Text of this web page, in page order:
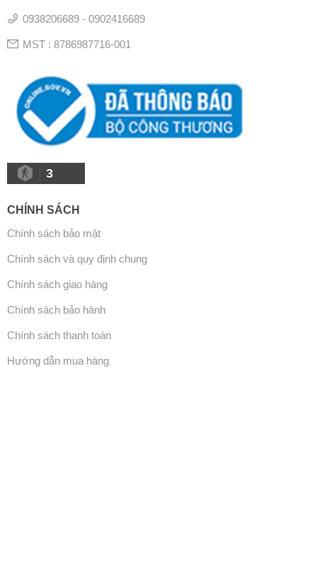
0938206689 - 0902416689
MST : 8786987716-001
3
CHÍNH SÁCH
Chính sách bảo mật
Chính sách và quy định chung
Chính sách giao hàng
Chính sách bảo hành
Chính sách thanh toán
Hướng dẫn mua hàng